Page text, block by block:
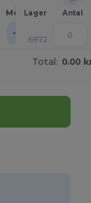
MereLager Antal
+ 6972
Total: 0.00